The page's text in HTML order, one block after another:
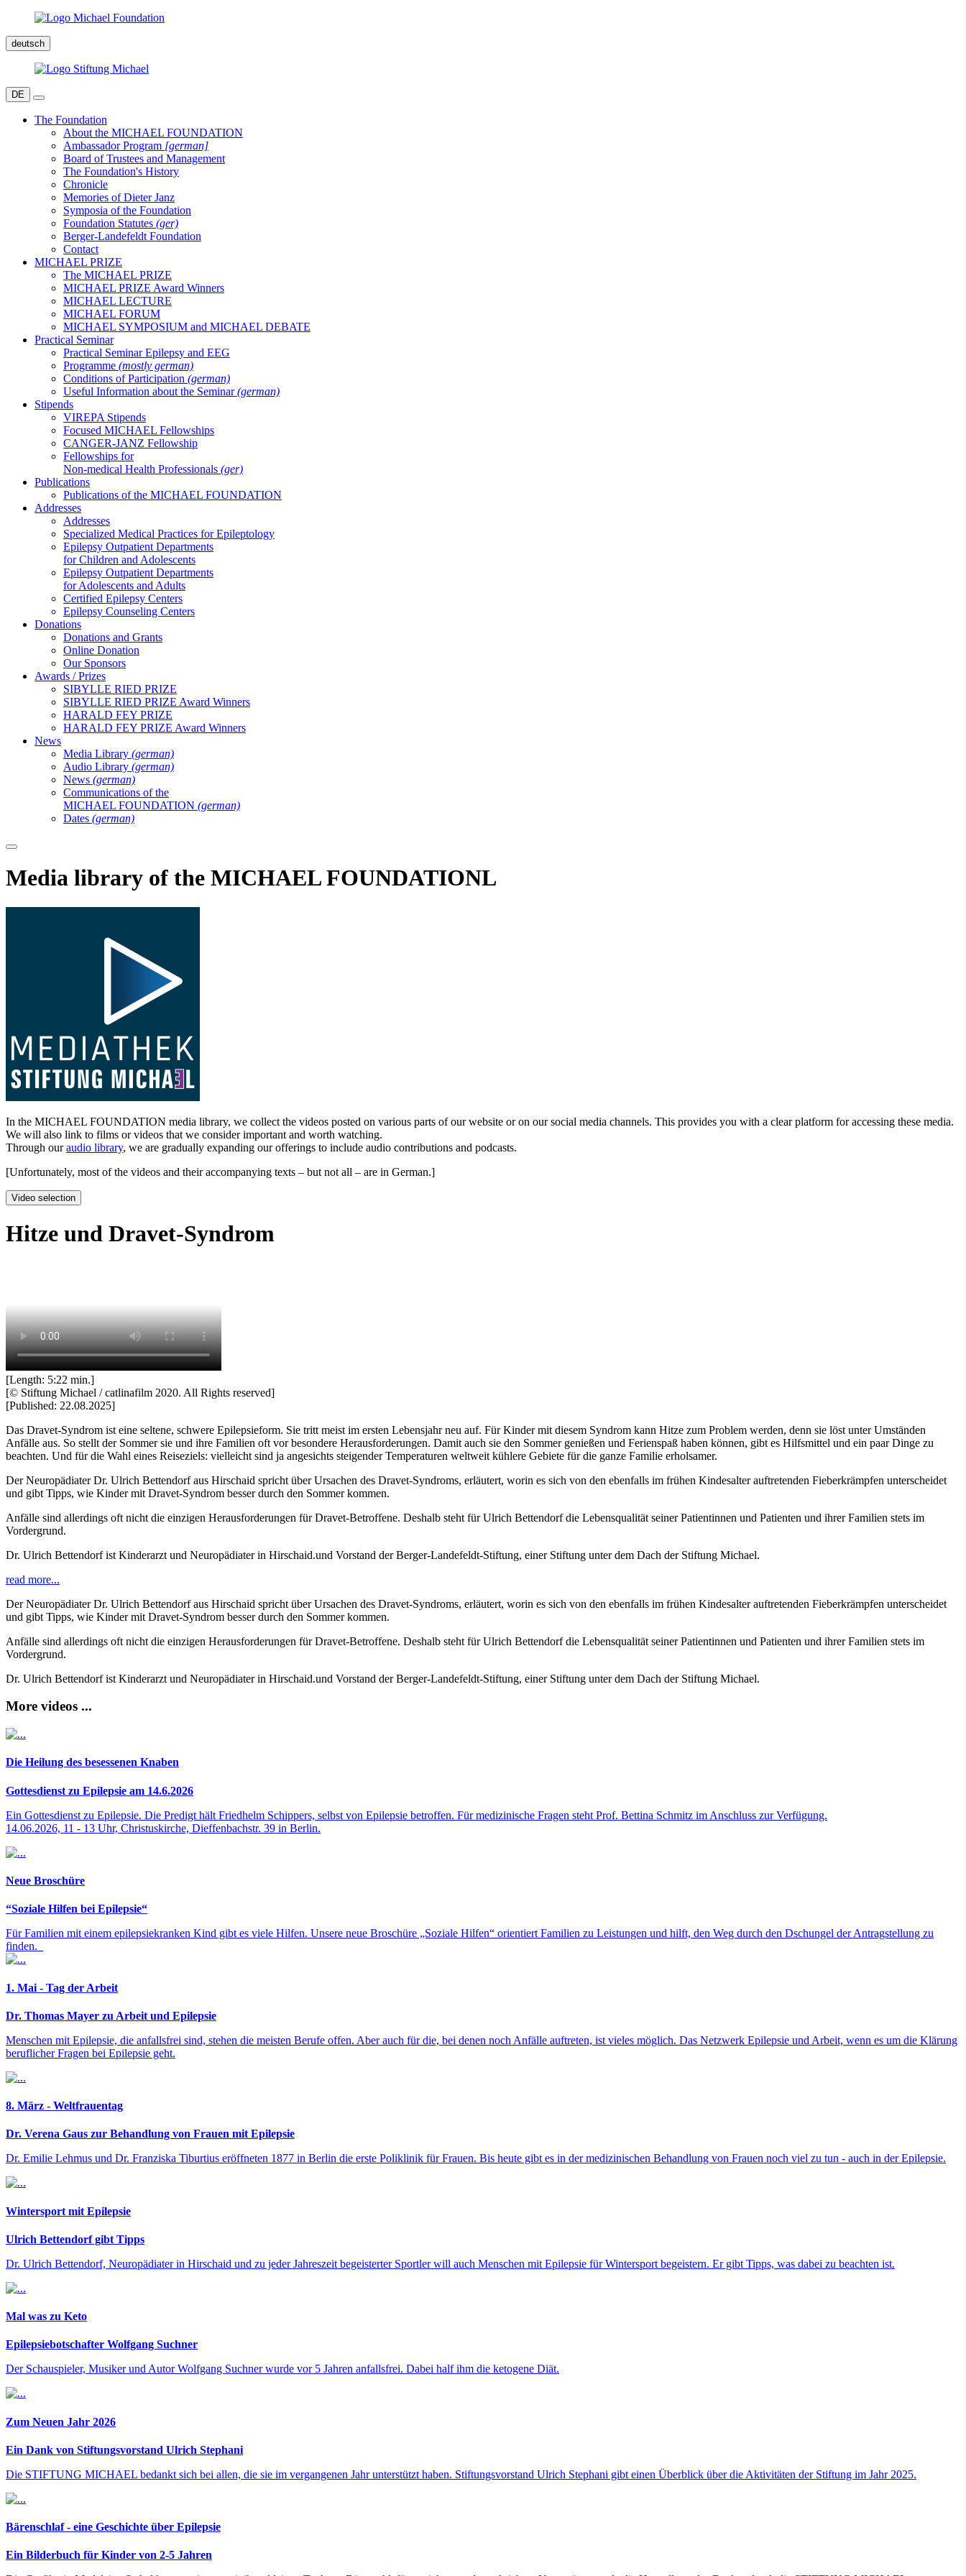
deutsch
DE
The Foundation
About the MICHAEL FOUNDATION
Ambassador Program [german]
Board of Trustees and Management
The Foundation's History
Chronicle
Memories of Dieter Janz
Symposia of the Foundation
Foundation Statutes (ger)
Berger-Landefeldt Foundation
Contact
MICHAEL PRIZE
The MICHAEL PRIZE
MICHAEL PRIZE Award Winners
MICHAEL LECTURE
MICHAEL FORUM
MICHAEL SYMPOSIUM and MICHAEL DEBATE
Practical Seminar
Practical Seminar Epilepsy and EEG
Programme (mostly german)
Conditions of Participation (german)
Useful Information about the Seminar(german)
Stipends
VIREPA Stipends
Focused MICHAEL Fellowships
CANGER-JANZ Fellowship
Fellowships for
Non-medical Health Professionals (ger)
Publications
Publications of the MICHAEL FOUNDATION
Addresses
Addresses
Specialized Medical Practices for Epileptology
Epilepsy Outpatient Departments
for Children and Adolescents
Epilepsy Outpatient Departments
for Adolescents and Adults
Certified Epilepsy Centers
Epilepsy Counseling Centers
Donations
Donations and Grants
Online Donation
Our Sponsors
Awards / Prizes
SIBYLLE RIED PRIZE
SIBYLLE RIED PRIZE Award Winners
HARALD FEY PRIZE
HARALD FEY PRIZE Award Winners
News
Media Library (german)
Audio Library (german)
News (german)
Communications of the
MICHAEL FOUNDATION (german)
Dates (german)
Media library of the MICHAEL FOUNDATIONL
In the MICHAEL FOUNDATION media library, we collect the videos posted on various parts of our website or on our social media channels. This provides you with a clear platform for accessing these media.
We will also link to films or videos that we consider important and worth watching.
Through ouraudio library, we are gradually expanding our offerings to include audio contributions and podcasts.
[Unfortunately, most of the videos and their accompanying texts – but not all – are in German.]
Video selection
Hitze und Dravet-Syndrom
[Length: 5:22 min.]
[© Stiftung Michael / catlinafilm 2020. All Rights reserved]
[Published: 22.08.2025]
Das Dravet-Syndrom ist eine seltene, schwere Epilepsieform. Sie tritt meist im ersten Lebensjahr neu auf. Für Kinder mit diesem Syndrom kann Hitze zum Problem werden, denn sie löst unter Umständen
Anfälle aus. So stellt der Sommer sie und ihre Familien oft vor besondere Herausforderungen. Damit auch sie den Sommer genießen und Ferienspaß haben können, gibt es Hilfsmittel und ein paar Dinge zu
beachten. Und für die Wahl eines Reiseziels: vielleicht sind ja angesichts steigender Temperaturen weltweit kühlere Gebiete für die ganze Familie erholsamer.
Der Neuropädiater Dr. Ulrich Bettendorf aus Hirschaid spricht über Ursachen des Dravet-Syndroms, erläutert, worin es sich von den ebenfalls im frühen Kindesalter auftretenden Fieberkrämpfen unterscheidet
und gibt Tipps, wie Kinder mit Dravet-Syndrom besser durch den Sommer kommen.
Anfälle sind allerdings oft nicht die einzigen Herausforderungen für Dravet-Betroffene. Deshalb steht für Ulrich Bettendorf die Lebensqualität seiner Patientinnen und Patienten und ihrer Familien stets im
Vordergrund.
Dr. Ulrich Bettendorf ist Kinderarzt und Neuropädiater in Hirschaid.und Vorstand der Berger-Landefeldt-Stiftung, einer Stiftung unter dem Dach der Stiftung Michael.
read more...
Der Neuropädiater Dr. Ulrich Bettendorf aus Hirschaid spricht über Ursachen des Dravet-Syndroms, erläutert, worin es sich von den ebenfalls im frühen Kindesalter auftretenden Fieberkrämpfen unterscheidet
und gibt Tipps, wie Kinder mit Dravet-Syndrom besser durch den Sommer kommen.
Anfälle sind allerdings oft nicht die einzigen Herausforderungen für Dravet-Betroffene. Deshalb steht für Ulrich Bettendorf die Lebensqualität seiner Patientinnen und Patienten und ihrer Familien stets im
Vordergrund.
Dr. Ulrich Bettendorf ist Kinderarzt und Neuropädiater in Hirschaid.und Vorstand der Berger-Landefeldt-Stiftung, einer Stiftung unter dem Dach der Stiftung Michael.
More videos ...
Die Heilung des besessenen Knaben
Gottesdienst zu Epilepsie am 14.6.2026
Ein Gottesdienst zu Epilepsie. Die Predigt hält Friedhelm Schippers, selbst von Epilepsie betroffen. Für medizinische Fragen steht Prof. Bettina Schmitz im Anschluss zur Verfügung.
14.06.2026, 11 - 13 Uhr, Christuskirche, Dieffenbachstr. 39 in Berlin.
Neue Broschüre
“Soziale Hilfen bei Epilepsie“
Für Familien mit einem epilepsiekranken Kind gibt es viele Hilfen. Unsere neue Broschüre „Soziale Hilfen“ orientiert Familien zu Leistungen und hilft, den Weg durch den Dschungel der Antragstellung zu
finden.
1. Mai - Tag der Arbeit
Dr. Thomas Mayer zu Arbeit und Epilepsie
Menschen mit Epilepsie, die anfallsfrei sind, stehen die meisten Berufe offen. Aber auch für die, bei denen noch Anfälle auftreten, ist vieles möglich. Das Netzwerk Epilepsie und Arbeit, wenn es um die Klärung
beruflicher Fragen bei Epilepsie geht.
8. März - Weltfrauentag
Dr. Verena Gaus zur Behandlung von Frauen mit Epilepsie
Dr. Emilie Lehmus und Dr. Franziska Tiburtius eröffneten 1877 in Berlin die erste Poliklinik für Frauen. Bis heute gibt es in der medizinischen Behandlung von Frauen noch viel zu tun - auch in der Epilepsie.
Wintersport mit Epilepsie
Ulrich Bettendorf gibt Tipps
Dr. Ulrich Bettendorf, Neuropädiater in Hirschaid und zu jeder Jahreszeit begeisterter Sportler will auch Menschen mit Epilepsie für Wintersport begeistern. Er gibt Tipps, was dabei zu beachten ist.
Mal was zu Keto
Epilepsiebotschafter Wolfgang Suchner
Der Schauspieler, Musiker und Autor Wolfgang Suchner wurde vor 5 Jahren anfallsfrei. Dabei half ihm die ketogene Diät.
Zum Neuen Jahr 2026
Ein Dank von Stiftungsvorstand Ulrich Stephani
Die STIFTUNG MICHAEL bedankt sich bei allen, die sie im vergangenen Jahr unterstützt haben. Stiftungsvorstand Ulrich Stephani gibt einen Überblick über die Aktivitäten der Stiftung im Jahr 2025.
Bärenschlaf - eine Geschichte über Epilepsie
Ein Bilderbuch für Kinder von 2-5 Jahren